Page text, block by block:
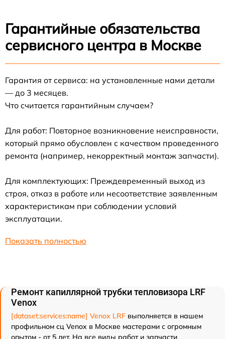
Гарантийные обязательства
сервисного центра в Москве
Гарантия от сервиса: на установленные нами детали
— до 3 месяцев.
Что считается гарантийным случаем?
Для работ: Повторное возникновение неисправности,
который прямо обусловлен с качеством проведенного
ремонта (например, некорректный монтаж запчасти).
Для комплектующих: Преждевременный выход из
строя, отказ в работе или несоответствие заявленным
характеристикам при соблюдении условий
эксплуатации.
Показать полностью
Ремонт капиллярной трубки тепловизора LRF
Venox
[dataset:services:name] Venox LRF выполняется в нашем
профильном сц Venox в Москве мастерами с огромным
опытом - от 5 лет. На все виды работ и запчасти